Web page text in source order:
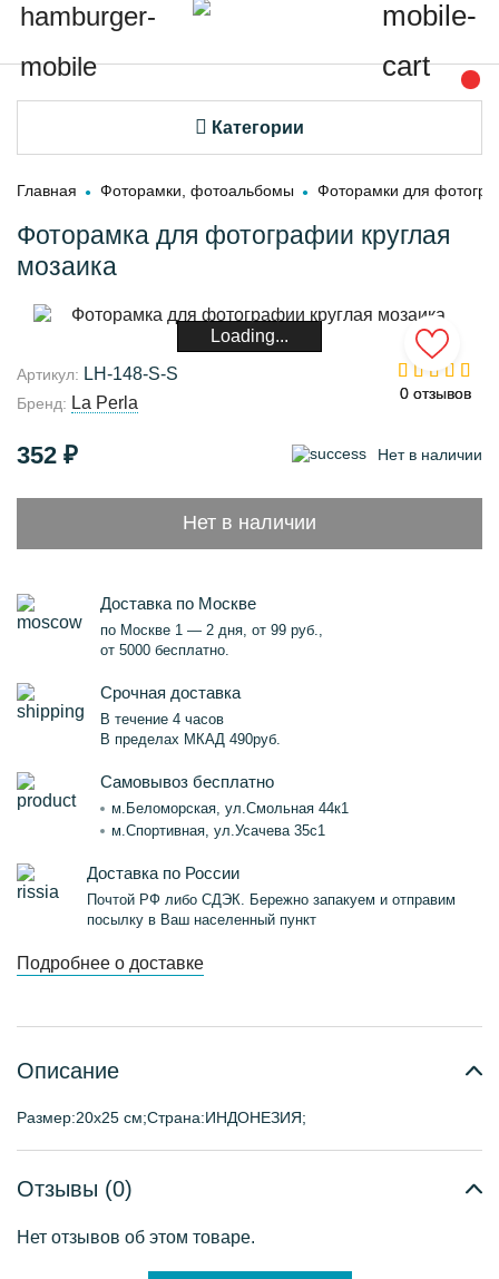
Категории
Главная Фоторамки, фотоальбомы Фоторамки для
Фоторамка для фотографии круглая
мозаика
Loading...
0 отзывов
Артикул: LH-148-S-S
Бренд: La Perla 0 отзывов
352 ₽ Нет в наличии
Нет в наличии
Доставка по Москве
по Москве 1 — 2 дня, от 99 руб.,
от 5000 бесплатно.
Срочная доставка
В течение 4 часов
В пределах МКАД 490руб.
Самовывоз бесплатно
м.Беломорская, ул.Смольная 44к1
м.Спортивная, ул.Усачева 35с1
Доставка по России
Почтой РФ либо СДЭК. Бережно запакуем и отправим
посылку в Ваш населенный пункт
Подробнее о доставке
Описание
Размер:20х25 см;Страна:ИНДОНЕЗИЯ;
Отзывы (0)
Нет отзывов об этом товаре.